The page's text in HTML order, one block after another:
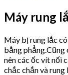
Máy rung
Máy bị rung lắc
bằng phẳng.Cũng
nên các ốc vít nối
chắc chắn và rung